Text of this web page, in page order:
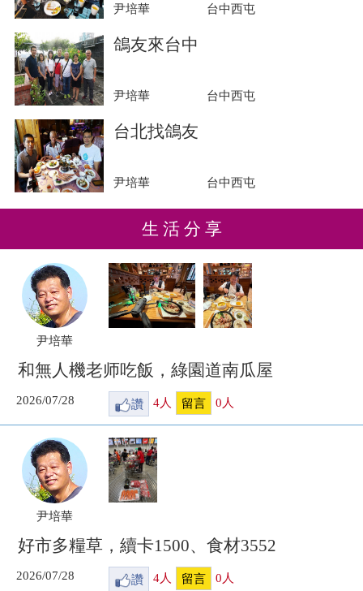
尹培華 台中西屯
鴿友來台中
尹培華 台中西屯
台北找鴿友
尹培華 台中西屯
生 活 分 享
尹培華
和無人機老师吃飯，綠園道南瓜屋
2026/07/28 讚 4人 留言 0 人
尹培華
好市多糧草，續卡1500、食材3552
2026/07/28 讚 4人 留言 0 人